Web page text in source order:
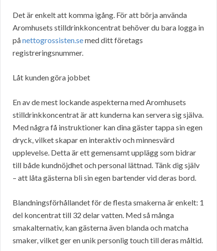
Det är enkelt att komma igång. För att börja använda
Aromhusets stilldrinkkoncentrat behöver du bara logga in
pånettogrossisten.semed ditt företags
registreringsnummer.
Låt kunden göra jobbet
En av de mest lockande aspekterna med Aromhusets
stilldrinkkoncentrat är att kunderna kan servera sig själva.
Med några få instruktioner kan dina gäster tappa sin egen
dryck, vilket skapar en interaktiv och minnesvärd
upplevelse. Detta är ett gemensamt upplägg som bidrar
till både kundnöjdhet och personal lättnad. Tänk dig själv
– att låta gästerna bli sin egen bartender vid deras bord.
Blandningsförhållandet för de flesta smakerna är enkelt: 1
del koncentrat till 32 delar vatten. Med så många
smakalternativ, kan gästerna även blanda och matcha
smaker, vilket ger en unik personlig touch till deras måltid.